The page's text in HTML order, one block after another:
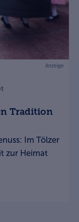
Anzeige
Tradition
Im Tölzer
zur Heimat